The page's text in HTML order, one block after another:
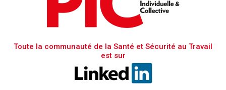
Toute la communauté de la Santé et Sécurité au Travail
est sur